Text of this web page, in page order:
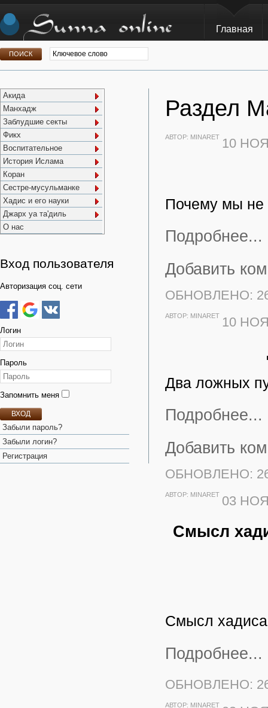
Главная
Акида
Манхадж
Заблудшие секты
Фикх
Воспитательное
История Ислама
Коран
Сестре-мусульманке
Хадис и его науки
Джарх уа та'диль
О нас
Вход пользователя
Авторизация соц. сети
Логин
Пароль
Запомнить меня
ВХОД
Забыли пароль?
Забыли логин?
Регистрация
Раздел
АВТОР: MINARET 10
Почему мы не
Подробнее...
Добавить
ОБНОВЛЕНО:
АВТОР: MINARET 10
Два ложных
Подробнее...
Добавить
ОБНОВЛЕНО:
АВТОР: MINARET 03
Смысл
Смысл хадиса
Подробнее...
ОБНОВЛЕНО:
АВТОР: MINARET